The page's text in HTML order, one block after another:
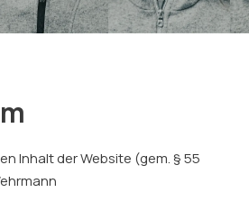
Inhalt der Website (gem. § 55